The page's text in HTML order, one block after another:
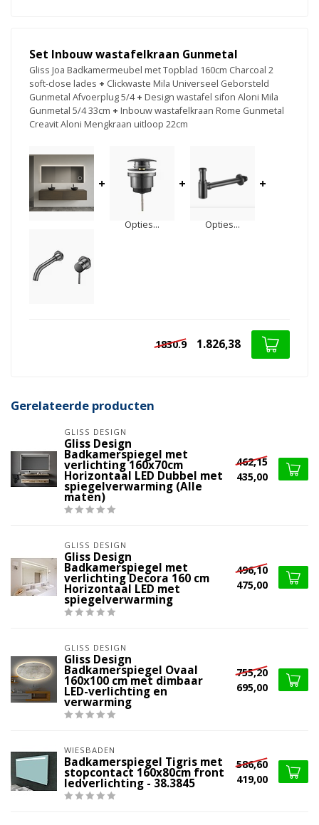
Set Inbouw wastafelkraan Gunmetal
Gliss Joa Badkamermeubel met Topblad 160cm Charcoal 2
soft-close lades + Clickwaste Mila Universeel Geborsteld
Gunmetal Afvoerplug 5/4 + Design wastafel sifon Aloni Mila
Gunmetal 5/4 33cm + Inbouw wastafelkraan Rome Gunmetal
Creavit Aloni Mengkraan uitloop 22cm
+
Opties...
+
Opties...
+
1830.9 1.826,38
Gerelateerde producten
GLISS DESIGN
Gliss Design
Badkamerspiegel met
verlichting 160x70cm
Horizontaal LED Dubbel met
spiegelverwarming (Alle
maten)
462,15
435,00
GLISS DESIGN
Gliss Design
Badkamerspiegel met
verlichting Decora 160 cm
Horizontaal LED met
spiegelverwarming
496,10
475,00
GLISS DESIGN
Gliss Design
Badkamerspiegel Ovaal
160x100 cm met dimbaar
LED-verlichting en
verwarming
755,20
695,00
WIESBADEN
Badkamerspiegel Tigris met
stopcontact 160x80cm front
ledverlichting - 38.3845
586,60
419,00